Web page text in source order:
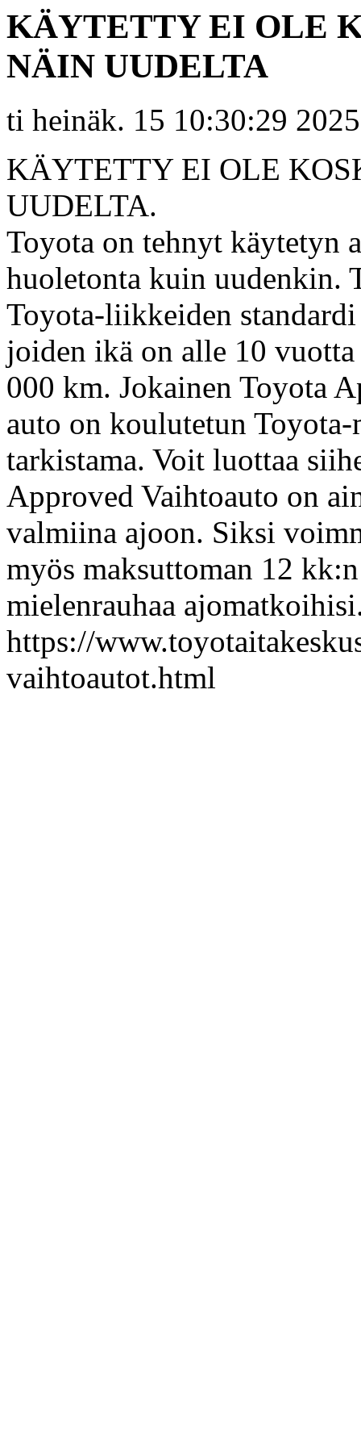
KÄYTETTY EI OLE
NÄIN UUDELTA
ti heinäk. 15 10:30:29 2025
KÄYTETTY EI OLE
UUDELTA.
Toyota on tehnyt käytetyn
huoletonta kuin uudenkin.
Toyota-liikkeiden
joiden ikä on alle 10
000 km. Jokainen Toyota
auto on koulutetun
tarkistama. Voit luottaa
Approved Vaihtoauto on
valmiina ajoon. Siksi
myös maksuttoman 12
mielenrauhaa
https://
vaihtoautot.html